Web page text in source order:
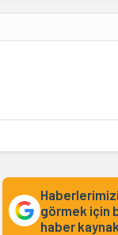
görmek için
haber